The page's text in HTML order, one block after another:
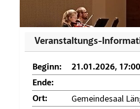
Veranstaltungs-
Beginn:
21.01.2026, 17:00
Ende:
Ort:
Gemeindesaal